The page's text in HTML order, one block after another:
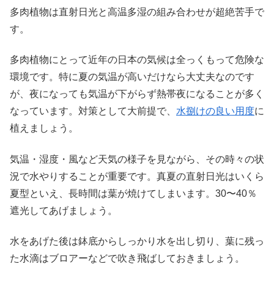
多肉植物は直射日光と高温多湿の組み合わせが超絶苦手で
す。
多肉植物にとって近年の日本の気候は全っくもって危険な
環境です。特に夏の気温が高いだけなら大丈夫なのです
が、夜になっても気温が下がらず熱帯夜になることが多く
なっています。対策として大前提で、 水捌けの良い用度に
植えましょう。
気温・湿度・風など天気の様子を見ながら、その時々の状
況で水やりすることが重要です。真夏の直射日光はいくら
夏型といえ、長時間は葉が焼けてしまいます。30〜40％
遮光してあげましょう。
水をあげた後は鉢底からしっかり水を出し切り、葉に残っ
た水滴はブロアーなどで吹き飛ばしておきましょう。